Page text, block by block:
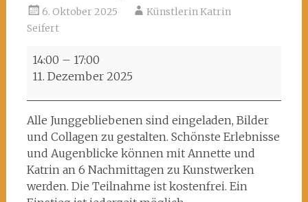
6. Oktober 2025
Künstlerin Katrin
Seifert
Das
Spiel
unseren
Erinnerungen.
14:00 – 17:00
11. Dezember 2025
Alle Junggebliebenen sind eingeladen, Bilder
und Collagen zu gestalten. Schönste Erlebnisse
und Augenblicke können mit Annette und
Katrin an 6 Nachmittagen zu Kunstwerken
werden. Die Teilnahme ist kostenfrei. Ein